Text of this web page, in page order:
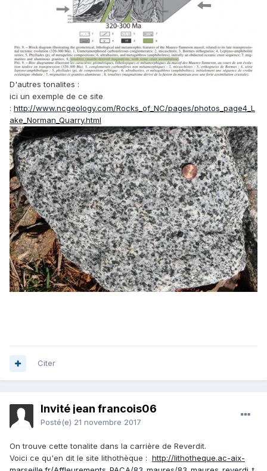
D'autres tonalites :
ici un exemple de ce site
: http://www.ncgeology.com/Rocks_of_NC/pages/photos_page4_L
ake_Norman_Quarry.html
Citer
Invité jean francois06
Posté(e) 21 novembre 2017
On trouve cette tonalite dans la carrière de Reverdit.
Voici ce qu'en dit le site lithothèque : http://lithotheque.ac-aix-